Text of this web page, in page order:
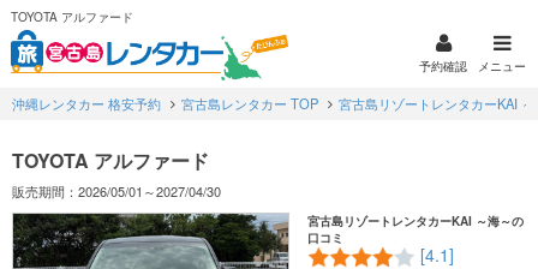
TOYOTA アルファード
予約確認 メニュー
沖縄レンタカー 格安予約 宮古島レンタカー TOP 宮古島リゾートレンタカーKAI
TOYOTA アルファード
販売期間：2026/05/01～2027/04/30
宮古島リゾートレンタカーKAI ～海～の
口コミ
[4.1]